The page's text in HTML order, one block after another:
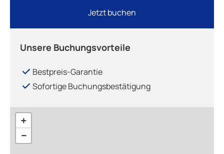
Jetzt buchen
Unsere Buchungsvorteile
Bestpreis-Garantie
Sofortige Buchungsbestätigung
+
−